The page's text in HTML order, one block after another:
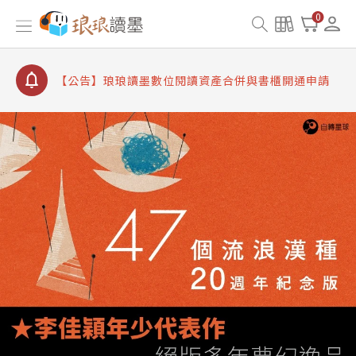
0
【公告】8/10、8/13 行動網路降速演練提醒
【公告】琅琅讀墨數位閱讀資產合併與書櫃開通申請
【公告】琅琅讀墨書櫃開通常見問題
請圖文教學
【公告】琅琅書店服務升級重要說明及資產合併結果
查詢
【公告】8/10、8/13 行動網路降速演練提醒